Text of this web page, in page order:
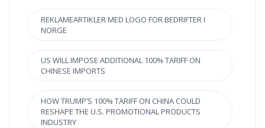
REKLAMEARTIKLER MED LOGO FOR BEDRIFTER I
NORGE
US WILL IMPOSE ADDITIONAL 100% TARIFF ON
CHINESE IMPORTS
HOW TRUMP’S 100% TARIFF ON CHINA COULD
RESHAPE THE U.S. PROMOTIONAL PRODUCTS
INDUSTRY